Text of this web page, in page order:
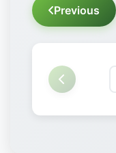
Previous